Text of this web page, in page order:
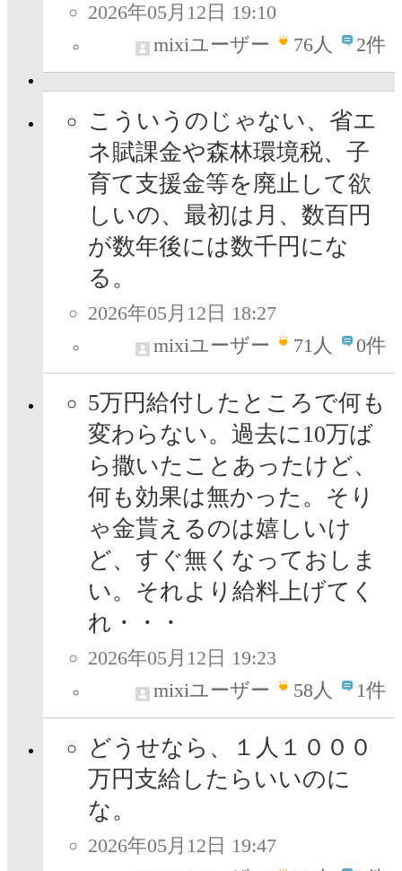
2026年05月12日 19:10
mixiユーザー
76人 2件
こういうのじゃない、省エ
ネ賦課金や森林環境税、子
育て支援金等を廃止して欲
しいの、最初は月、数百円
が数年後には数千円にな
る。
2026年05月12日 18:27
mixiユーザー
71人 0件
5万円給付したところで何も
変わらない。過去に10万ば
ら撒いたことあったけど、
何も効果は無かった。そり
ゃ金貰えるのは嬉しいけ
ど、すぐ無くなっておしま
い。それより給料上げてく
れ・・・
2026年05月12日 19:23
mixiユーザー
58人 1件
どうせなら、１人１０００
万円支給したらいいのに
な。
2026年05月12日 19:47